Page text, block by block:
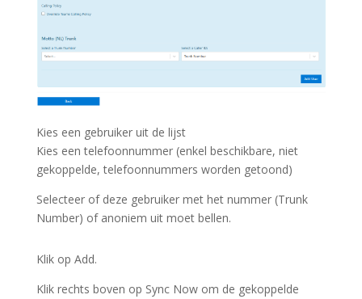
Kies een gebruiker uit de lijst
Kies een telefoonnummer (enkel beschikbare, niet
gekoppelde, telefoonnummers worden getoond)
Selecteer of deze gebruiker met het nummer (Trunk
Number) of anoniem uit moet bellen.
Klik op Add.
Klik rechts boven op Sync Now om de gekoppelde